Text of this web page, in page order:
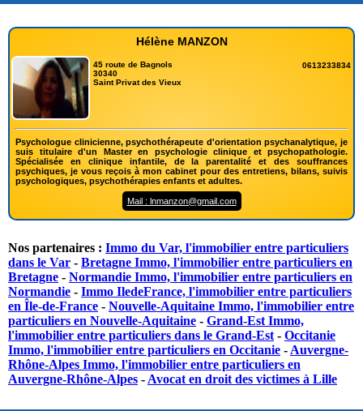
Hélène MANZON
45 route de Bagnols
30340
Saint Privat des Vieux
0613233834
Psychologue clinicienne, psychothérapeute d'orientation psychanalytique, je
suis titulaire d'un Master en psychologie clinique et psychopathologie.
Spécialisée en clinique infantile, de la parentalité et des souffrances
psychiques, je vous reçois à mon cabinet pour des entretiens, bilans, suivis
psychologiques, psychothérapies enfants et adultes.
Mail : lnmanzon@gmail.com
Nos partenaires : Immo du Var, l'immobilier entre particuliers
dans le Var - Bretagne Immo, l'immobilier entre particuliers en
Bretagne - Normandie Immo, l'immobilier entre particuliers en
Normandie - Immo IledeFrance, l'immobilier entre particuliers
en Île-de-France - Nouvelle-Aquitaine Immo, l'immobilier entre
particuliers en Nouvelle-Aquitaine - Grand-Est Immo,
l'immobilier entre particuliers dans le Grand-Est - Occitanie
Immo, l'immobilier entre particuliers en Occitanie - Auvergne-
Rhône-Alpes Immo, l'immobilier entre particuliers en
Auvergne-Rhône-Alpes - Avocat en droit des victimes à Lille